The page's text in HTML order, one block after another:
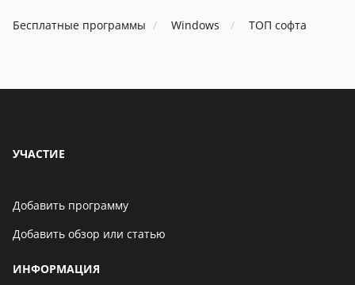
Бесплатные программы Windows ТОП софта
УЧАСТИЕ
Добавить программу
Добавить обзор или статью
ИНФОРМАЦИЯ